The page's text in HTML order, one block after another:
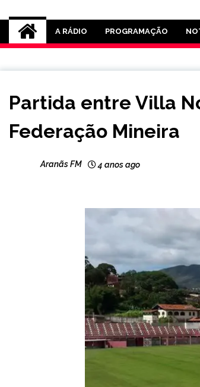
Rádio Aranãs
A RÁDIO PROGRAMAÇÃO
Partida entre Villa
Federação Mineira
Aranãs FM 4 anos ago